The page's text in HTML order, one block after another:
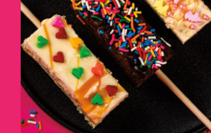
DÉTAILS